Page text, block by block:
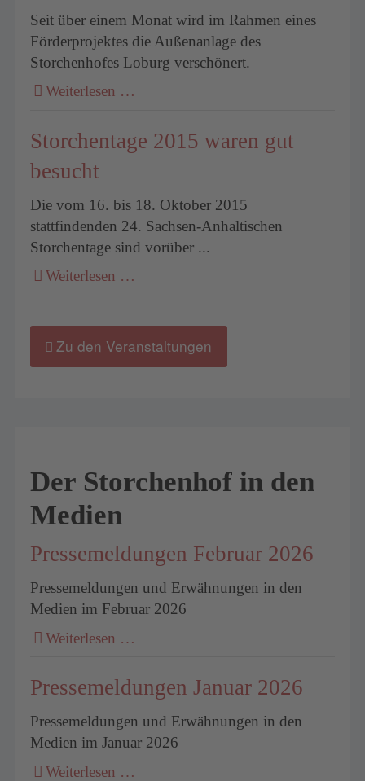
Seit über einem Monat wird im Rahmen eines
Förderprojektes die Außenanlage des
Storchenhofes Loburg verschönert.
Weiterlesen …
Storchentage 2015 waren gut
besucht
Die vom 16. bis 18. Oktober 2015
stattfindenden 24. Sachsen-Anhaltischen
Storchentage sind vorüber ...
Weiterlesen …
Zu den Veranstaltungen
Der Storchenhof in den
Medien
Pressemeldungen Februar 2026
Pressemeldungen und Erwähnungen in den
Medien im Februar 2026
Weiterlesen …
Pressemeldungen Januar 2026
Pressemeldungen und Erwähnungen in den
Medien im Januar 2026
Weiterlesen …